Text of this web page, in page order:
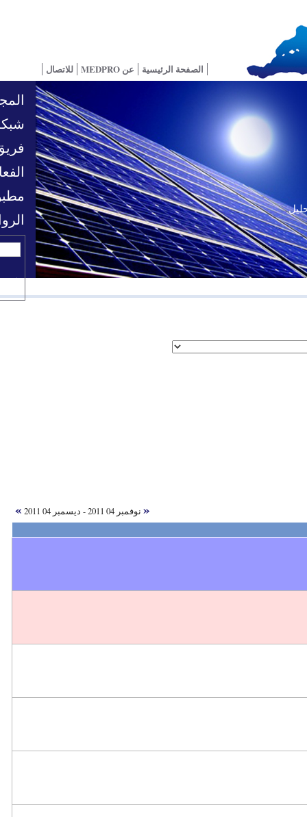
السياسية
الصفحة الرئيسية عن MEDPRO للاتصال
« نوفمبر 04 2011 - ديسمبر 04 2011 »